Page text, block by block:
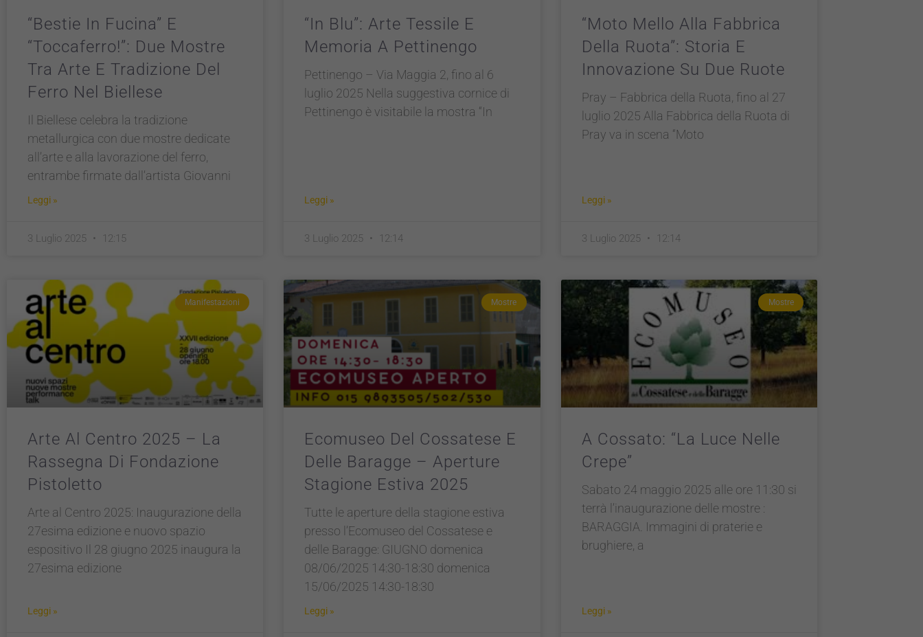
“Bestie In Fucina” E
“Toccaferro!”: Due Mostre
Tra Arte E Tradizione Del
Ferro Nel Biellese
Il Biellese celebra la tradizione
metallurgica con due mostre dedicate
all’arte e alla lavorazione del ferro,
entrambe firmate dall’artista Giovanni
Leggi »
3 Luglio 2025 12:15
“In Blu”: Arte Tessile E
Memoria A Pettinengo
Pettinengo – Via Maggia 2, fino al 6
luglio 2025 Nella suggestiva cornice di
Pettinengo è visitabile la mostra “In
Leggi »
3 Luglio 2025 12:14
“Moto Mello Alla Fabbrica
Della Ruota”: Storia E
Innovazione Su Due Ruote
Pray – Fabbrica della Ruota, fino al 27
luglio 2025 Alla Fabbrica della Ruota di
Pray va in scena “Moto
Leggi »
3 Luglio 2025 12:14
Manifestazioni
Arte Al Centro 2025 – La
Rassegna Di Fondazione
Pistoletto
Arte al Centro 2025: Inaugurazione della
27esima edizione e nuovo spazio
espositivo Il 28 giugno 2025 inaugura la
27esima edizione
Leggi »
Mostre
Ecomuseo Del Cossatese E
Delle Baragge – Aperture
Stagione Estiva 2025
Tutte le aperture della stagione estiva
presso l’Ecomuseo del Cossatese e
delle Baragge: GIUGNO domenica
08/06/2025 14:30-18:30 domenica
15/06/2025 14:30-18:30
Leggi »
Mostre
A Cossato: “La Luce Nelle
Crepe”
Sabato 24 maggio 2025 alle ore 11:30 si
terrà l’inaugurazione delle mostre :
BARAGGIA. Immagini di praterie e
brughiere, a
Leggi »